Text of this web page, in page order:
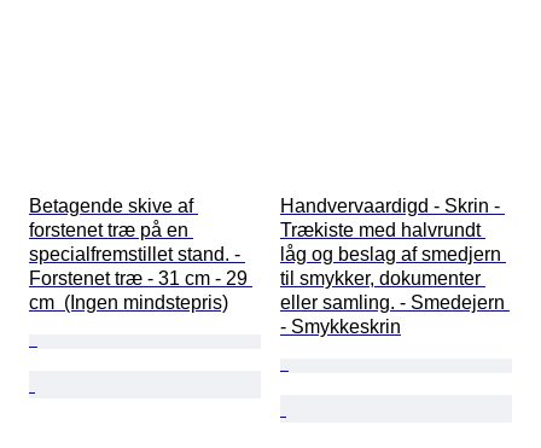
Betagende skive af
forstenet træ på en
specialfremstillet stand. -
Forstenet træ - 31 cm - 29
cm  (Ingen mindstepris)
Handvervaardigd - Skrin -
Trækiste med halvrundt
låg og beslag af smedjern
til smykker, dokumenter
eller samling. - Smedejern
- Smykkeskrin